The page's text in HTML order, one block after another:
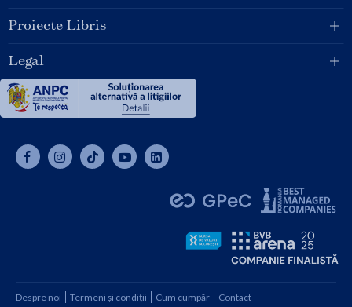
Proiecte Libris
Legal
Despre noi Termeni și condiții Cum cumpăr Contact